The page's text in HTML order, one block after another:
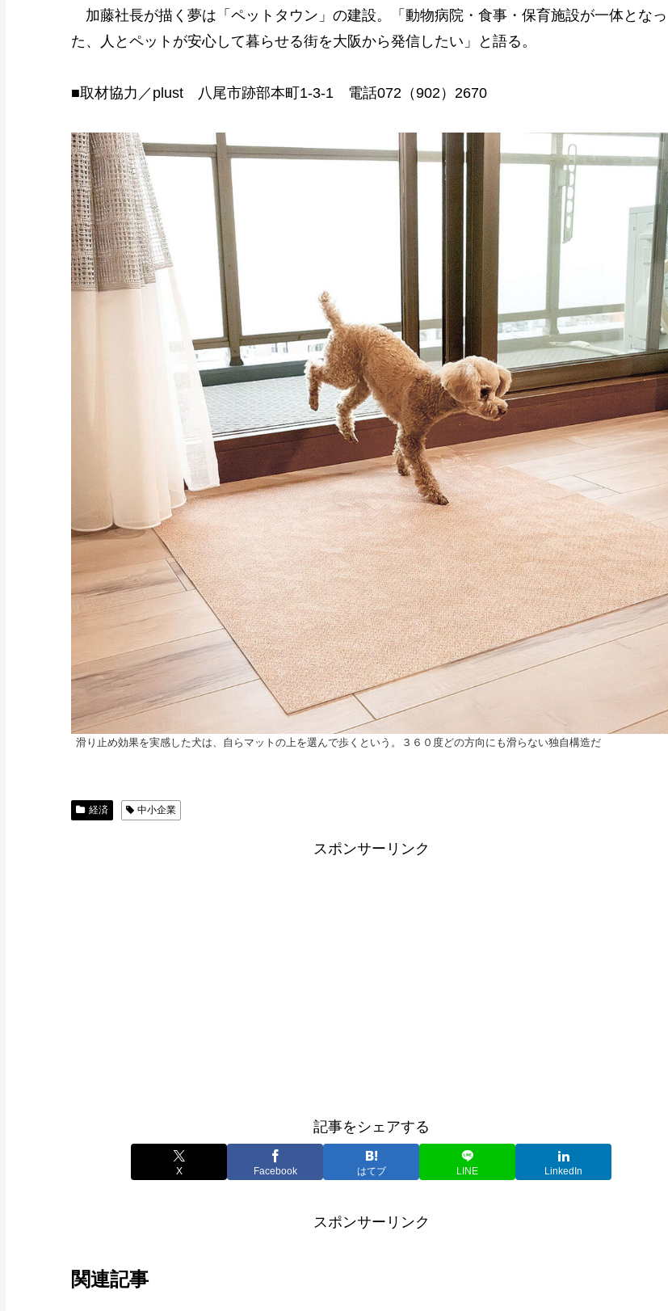
加藤社長が描く夢は「ペットタウン」の建設。「動物病院・食事・保育施設が一体となっ
た、人とペットが安心して暮らせる街を大阪から発信したい」と語る。
■取材協力／plust 八尾市跡部本町1-3-1 電話072（902）2670
滑り止め効果を実感した犬は、自らマットの上を選んで歩くという。３６０度どの方向にも滑らない独自構造だ
経済 中小企業
スポンサーリンク
記事をシェアする
X Facebook はてブ LINE LinkedIn
スポンサーリンク
関連記事